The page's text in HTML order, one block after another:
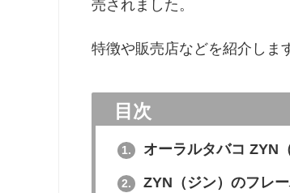
売されました。
特徴や販売店などを紹介しま
目次
1. オーラルタバコ ZYN
2. ZYN（ジン）のフレ